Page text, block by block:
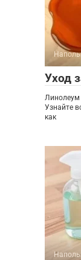
Уход
Линолеум
Узнайте
как